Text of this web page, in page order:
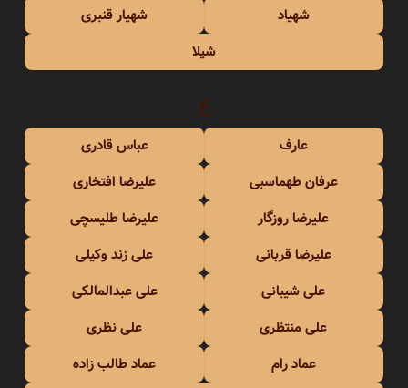
شهیاد
شهیار قنبری
شیلا
ع
عارف
عباس قادری
عرفان طهماسبی
علیرضا افتخاری
علیرضا روزگار
علیرضا طلیسچی
علیرضا قربانی
علی زند وکیلی
علی شیبانی
علی عبدالمالکی
علی منتظری
علی نظری
عماد رام
عماد طالب زاده